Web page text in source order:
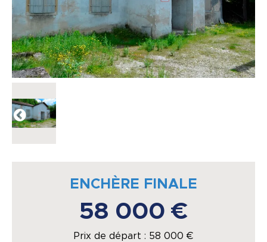
ENCHÈRE FINALE
58 000 €
Prix de départ : 58 000 €